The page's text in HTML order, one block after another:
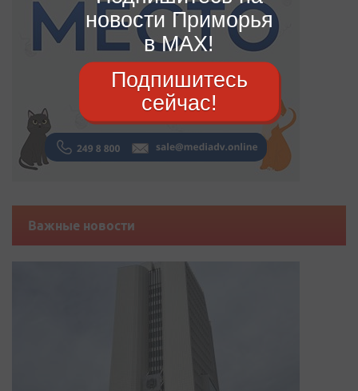
Важные новости
новости Приморья
в MAX!
Подпишитесь
сейчас!